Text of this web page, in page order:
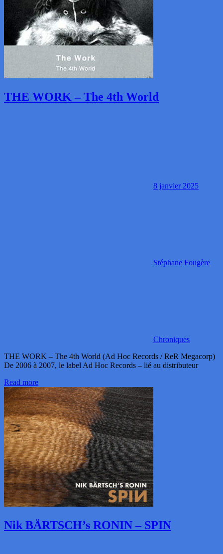
THE WORK – The 4th World
8 janvier 2025
Stéphane Fougère
Chroniques
THE WORK – The 4th World (Ad Hoc Records / ReR Megacorp)
De 2006 à 2007, le label Ad Hoc Records – lié au distributeur
Read more
Nik BÄRTSCH’s RONIN – SPIN